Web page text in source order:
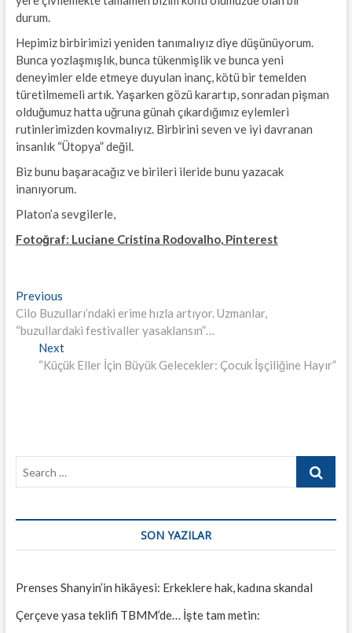
durum.
Hepimiz birbirimizi yeniden tanımalıyız diye düşünüyorum.
Bunca yozlaşmışlık, bunca tükenmişlik ve bunca yeni
deneyimler elde etmeye duyulan inanç, kötü bir temelden
türetilmemeli artık. Yaşarken gözü karartıp, sonradan pişman
olduğumuz hatta uğruna günah çıkardığımız eylemleri
rutinlerimizden kovmalıyız. Birbirini seven ve iyi davranan
insanlık “Ütopya” değil.
Biz bunu başaracağız ve birileri ileride bunu yazacak
inanıyorum.
Platon’a sevgilerle,
Fotoğraf: Luciane Cristina Rodovalho, Pinterest
Yazı
gezinmesi
PreviousPrevious
post:
Cilo Buzulları’ndaki erime hızla artıyor. Uzmanlar,
“buzullardaki festivaller yasaklansın”…
NextNext
post:
“Küçük Eller İçin Büyük Gelecekler: Çocuk İşçiliğine Hayır”
Search
SON YAZILAR
Prenses Shanyin’in hikâyesi: Erkeklere hak, kadına skandal
Çerçeve yasa teklifi TBMM’de… İşte tam metin: